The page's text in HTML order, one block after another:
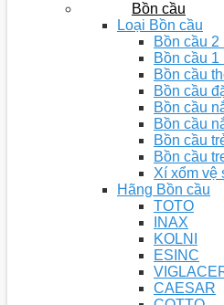
Bồn cầu
Loại Bồn cầu
Bồn cầu 2
Bồn cầu 1
Bồn cầu
Bồn cầu
Bồn cầu
Bồn cầu
Bồn cầu
Bồn cầu
Xí xổm vệ
Hãng Bồn cầu
TOTO
INAX
KOLNI
ESINC
CAESAR